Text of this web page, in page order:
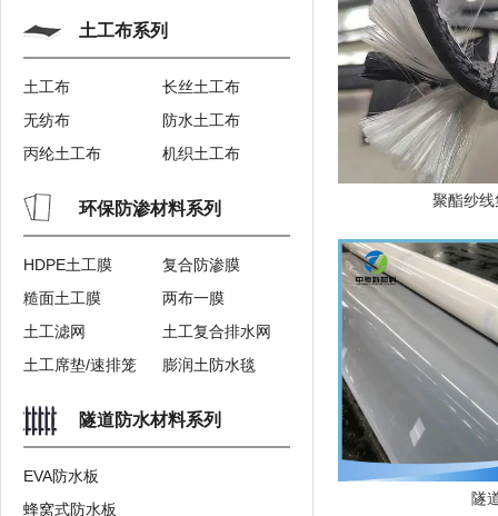
土工布系列
土工布
长丝土工布
无纺布
防水土工布
丙纶土工布
机织土工布
环保防渗材料系列
HDPE土工膜
复合防渗膜
糙面土工膜
两布一膜
土工滤网
土工复合排水网
土工席垫/速排笼
膨润土防水毯
隧道防水材料系列
EVA防水板
蜂窝式防水板
聚酯纱
隧